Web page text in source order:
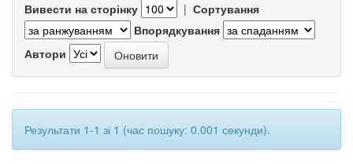
Вивести на сторінку | Сортування
Впорядкування
Автори
Результати 1-1 зі 1 (час пошуку: 0.001 секунди).